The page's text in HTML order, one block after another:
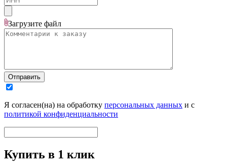
Загрузите файл
Отправить
Я согласен(на) на обработку персональных данных и с
политикой конфиденциальности
Купить в 1 клик